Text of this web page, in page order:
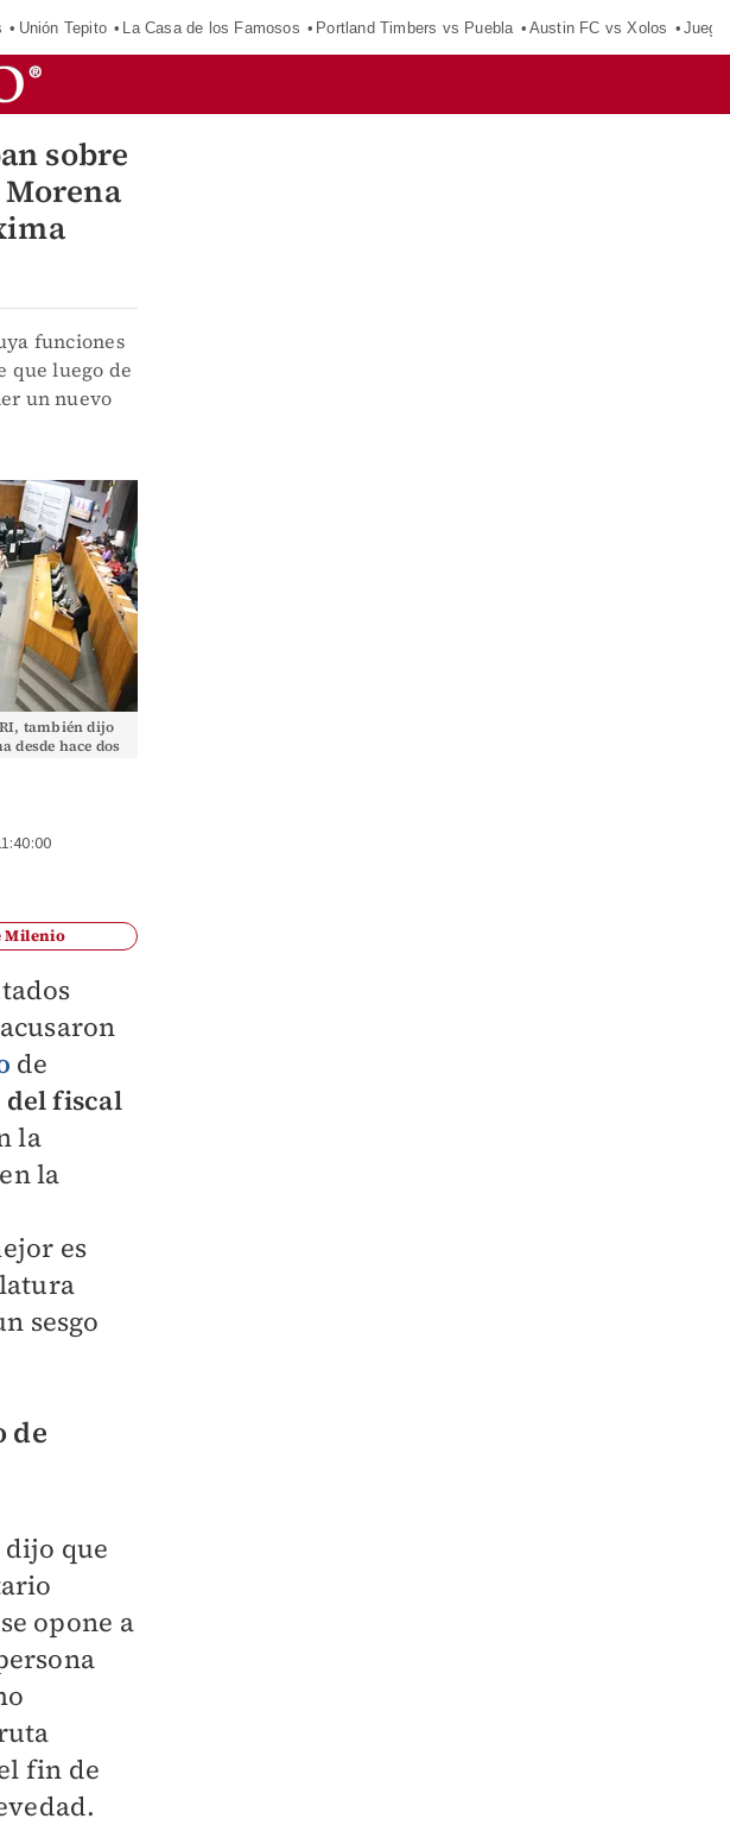
Unión Tepito La Casa de los Famosos Portland Timbers vs Puebla Austin FC vs Xolos
sobre
funciones
que luego de
un nuevo
también dijo
desde hace dos
Milenio
de
del fiscal
la
la
es
sesgo
de
que
opone a
fin de